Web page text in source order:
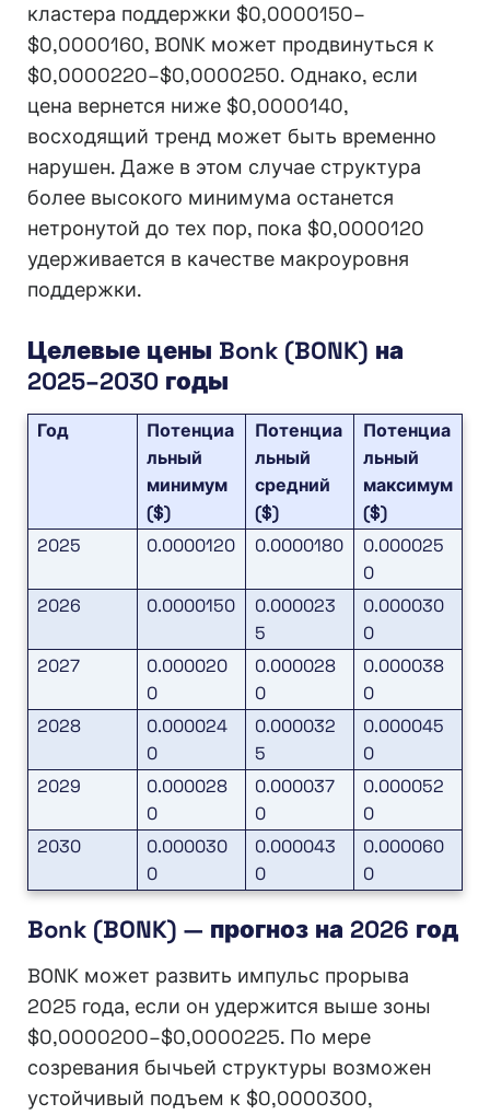
кластера поддержки $0,0000150–
$0,0000160, BONK может продвинуться к
$0,0000220–$0,0000250. Однако, если
цена вернется ниже $0,0000140,
восходящий тренд может быть временно
нарушен. Даже в этом случае структура
более высокого минимума останется
нетронутой до тех пор, пока $0,0000120
удерживается в качестве макроуровня
поддержки.
Целевые цены Bonk (BONK) на
2025–2030 годы
Год
Потенциа
льный
минимум
($)
Потенциа
льный
средний
($)
Потенциа
льный
максимум
($)
2025
0.0000120 0.0000180
0.000025
0
2026
0.0000150
0.000023
5
0.000030
0
2027
0.000020
0
0.000028
0
0.000038
0
2028
0.000024
0
0.000032
5
0.000045
0
2029
0.000028
0
0.000037
0
0.000052
0
2030
0.000030
0
0.000043
0
0.000060
0
Bonk (BONK) — прогноз на 2026 год
BONK может развить импульс прорыва
2025 года, если он удержится выше зоны
$0,0000200–$0,0000225. По мере
созревания бычьей структуры возможен
устойчивый подъем к $0,0000300,